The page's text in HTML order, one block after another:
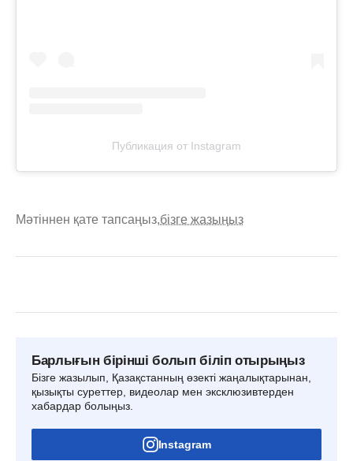
Публикация от Instagram
Мәтіннен қате тапсаңыз,бізге жазыңыз
Барлығын бірінші болып біліп отырыңыз
Бізге жазылып, Қазақстанның өзекті жаңалықтарынан,
қызықты суреттер, видеолар мен эксклюзивтерден
хабардар болыңыз.
Instagram